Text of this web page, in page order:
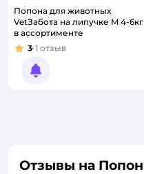
Попона для животных
VetЗабота на липучке M 4-6кг
в ассортименте
Рейтинг:
3 1 отзыв
Уведомить о
Отзывы на